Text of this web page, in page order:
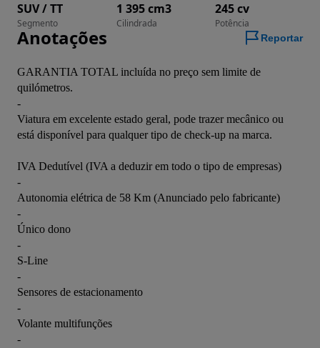
SUV / TT
Segmento
1 395 cm3
Cilindrada
245 cv
Potência
Anotações Reportar
GARANTIA TOTAL incluída no preço sem limite de
quilómetros.
-
Viatura em excelente estado geral, pode trazer mecânico ou
está disponível para qualquer tipo de check-up na marca.
IVA Dedutível (IVA a deduzir em todo o tipo de empresas)
-
Autonomia elétrica de 58 Km (Anunciado pelo fabricante)
-
Único dono
-
S-Line
-
Sensores de estacionamento
-
Volante multifunções
-